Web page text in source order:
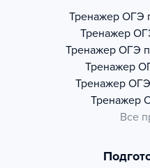
Тренажер ОГЭ
Тренажер
Тренажер ОГЭ
Тренажер
Тренажер
Тренажер
Все